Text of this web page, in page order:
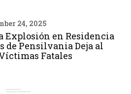
24, 2025
Explosión en Residencia
de Pensilvania Deja al
Fatales